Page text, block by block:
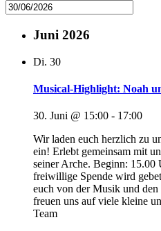
Juni 2026
Di. 30
Musical-Highlight: Noah
30. Juni @ 15:00 - 17:00
Wir laden euch herzlich zu
ein! Erlebt gemeinsam mit
seiner Arche. Beginn:
freiwillige Spende wird
euch von der Musik und
freuen uns auf viele kleine
Team